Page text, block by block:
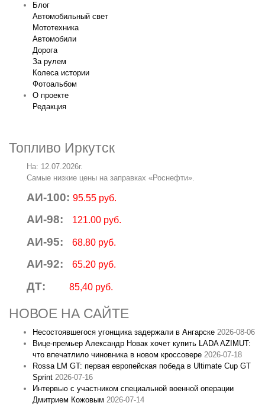
Блог
Автомобильный свет
Мототехника
Автомобили
Дорога
За рулем
Колеса истории
Фотоальбом
О проекте
Редакция
Топливо Иркутск
На: 12.07.2026г.
Самые низкие цены на заправках «Роснефти».
АИ-100: 95.55 руб.
АИ-98: 121.00 руб.
АИ-95: 68.80 руб.
АИ-92: 65.20 руб.
ДТ: 85,40 руб.
НОВОЕ НА САЙТЕ
Несостоявшегося угонщика задержали в Ангарске 2026-08-06
Вице‑премьер Александр Новак хочет купить LADA AZIMUT:
что впечатлило чиновника в новом кроссовере 2026-07-18
Rossa LM GT: первая европейская победа в Ultimate Cup GT
Sprint 2026-07-16
Интервью с участником специальной военной операции
Дмитрием Кожовым 2026-07-14